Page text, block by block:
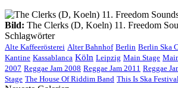
Bild: The Clerks (D, Koeln) 11. Freedom
Schlagwörter
Alte Kaffeerösterei Alter Bahnhof Berlin Berlin Ska
Kantine Kassablanca Köln Leipzig Main Stage
2007 Reggae Jam 2008 Reggae Jam 2011 Reggae
Stage The House Of Riddim Band This Is Ska